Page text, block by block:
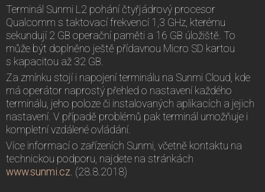
Terminál Sunmi L2 pohání čtyřjádrový procesor
Qualcomm s taktovací frekvencí 1,3 GHz, kterému
sekundují 2 GB operační paměti a 16 GB úložiště. To
může být doplněno ještě přídavnou Micro SD kartou
s kapacitou až 32 GB.
Za zmínku stojí i napojení terminálu na Sunmi Cloud, kde
má operátor naprostý přehled o nastavení každého
terminálu, jeho poloze či instalovaných aplikacích a jejich
nastavení. V případě problémů pak terminál umožňuje i
kompletní vzdálené ovládání.
Více informací o zařízeních Sunmi, včetně kontaktu na
technickou podporu, najdete na stránkách
www.sunmi.cz . (28.8.2018)